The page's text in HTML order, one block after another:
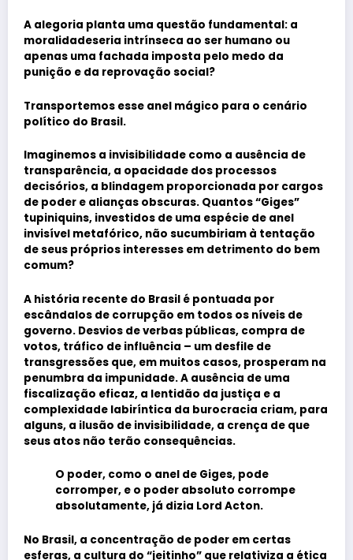
A alegoria planta uma questão fundamental: a
moralidadeseria intrínseca ao ser humano ou
apenas uma fachada imposta pelo medo da
punição e da reprovação social?
Transportemos esse anel mágico para o cenário
político do Brasil.
Imaginemos a invisibilidade como a ausência de
transparência, a opacidade dos processos
decisórios, a blindagem proporcionada por cargos
de poder e alianças obscuras. Quantos “Giges”
tupiniquins, investidos de uma espécie de anel
invisível metafórico, não sucumbiriam à tentação
de seus próprios interesses em detrimento do bem
comum?
A história recente do Brasil é pontuada por
escândalos de corrupção em todos os níveis de
governo. Desvios de verbas públicas, compra de
votos, tráfico de influência – um desfile de
transgressões que, em muitos casos, prosperam na
penumbra da impunidade. A ausência de uma
fiscalização eficaz, a lentidão da justiça e a
complexidade labiríntica da burocracia criam, para
alguns, a ilusão de invisibilidade, a crença de que
seus atos não terão consequências.
O poder, como o anel de Giges, pode
corromper, e o poder absoluto corrompe
absolutamente, já dizia Lord Acton.
No Brasil, a concentração de poder em certas
esferas, a cultura do “jeitinho” que relativiza a ética